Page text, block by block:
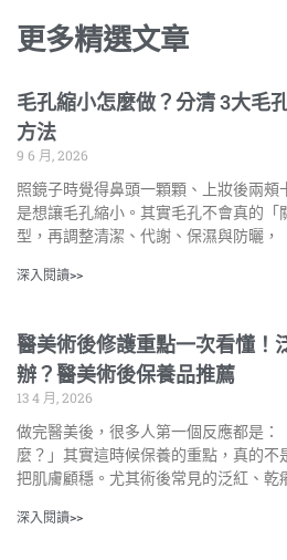
更多精選文章
毛孔縮小怎麼做？分清 3大毛
方法
9 6 月, 2026
照鏡子時覺得鼻頭一顆顆、上妝後兩頰
是想讓毛孔縮小。其實毛孔不會真的「
型，再調整清潔、代謝、保濕與防曬，
深入閱讀>>
醫美術後修護重點一次看懂！
辦？醫美術後保養品推薦
13 4 月, 2026
做完醫美後，很多人第一個反應都是：
麼？」其實這時候保養的重點，真的不
把肌膚顧穩。尤其術後常見的泛紅、乾
深入閱讀>>